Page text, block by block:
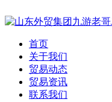
首页
关于我们
贸易动态
贸易资讯
联系我们